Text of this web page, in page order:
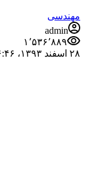
مهندسی
admin
۱٬۵۳۶٬۸۸۹
۲۸ اسفند ۱۳۹۳،‏ ۱۶:۴۶